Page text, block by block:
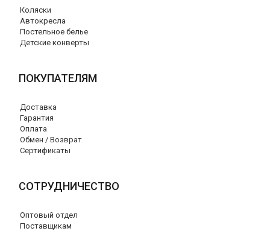
Коляски
Автокресла
Постельное белье
Детские конверты
ПОКУПАТЕЛЯМ
Доставка
Гарантия
Оплата
Обмен / Возврат
Сертификаты
СОТРУДНИЧЕСТВО
Оптовый отдел
Поставщикам